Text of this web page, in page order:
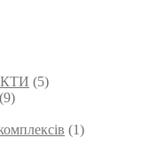
(5)
(9)
(1)